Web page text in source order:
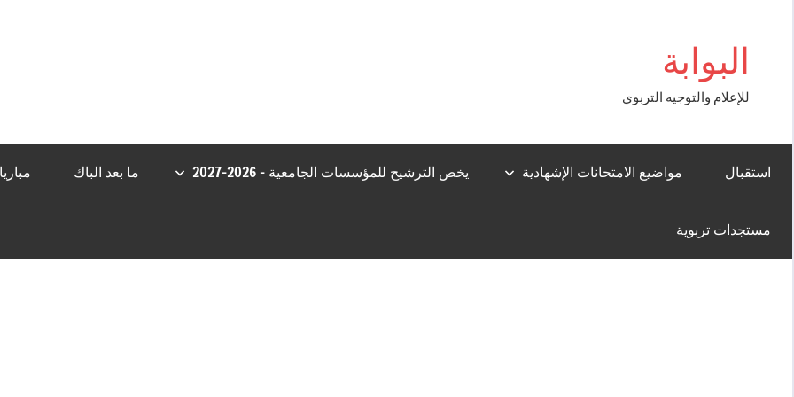
البوابة
للإعلام والتوجيه التربوي
استقبال مواضيع الامتحانات الإشهادية يخص الترشيح للمؤسسات الجامعية – 2026-2027 ما بعد الباك
مستجدات تربوية